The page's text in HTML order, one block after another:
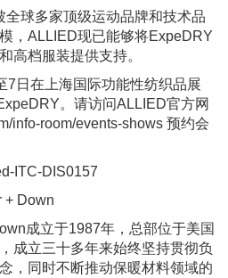
全球多家顶级运动品牌和技术品
，ALLIED现已能够将ExpeDRY
高档服装提供支持。
7日在上海国际功能性纺织品展
。请访问ALLIED官方网
info-room/events-shows 预约会
+ Down
成立于1987年，总部位于美国
成立三十多年来始终坚持贯彻负
，同时不断推动保暖材料领域的